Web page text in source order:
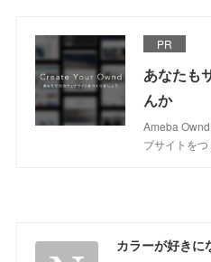
PR
あなたも
んか
Ameba
ブサイトをつ